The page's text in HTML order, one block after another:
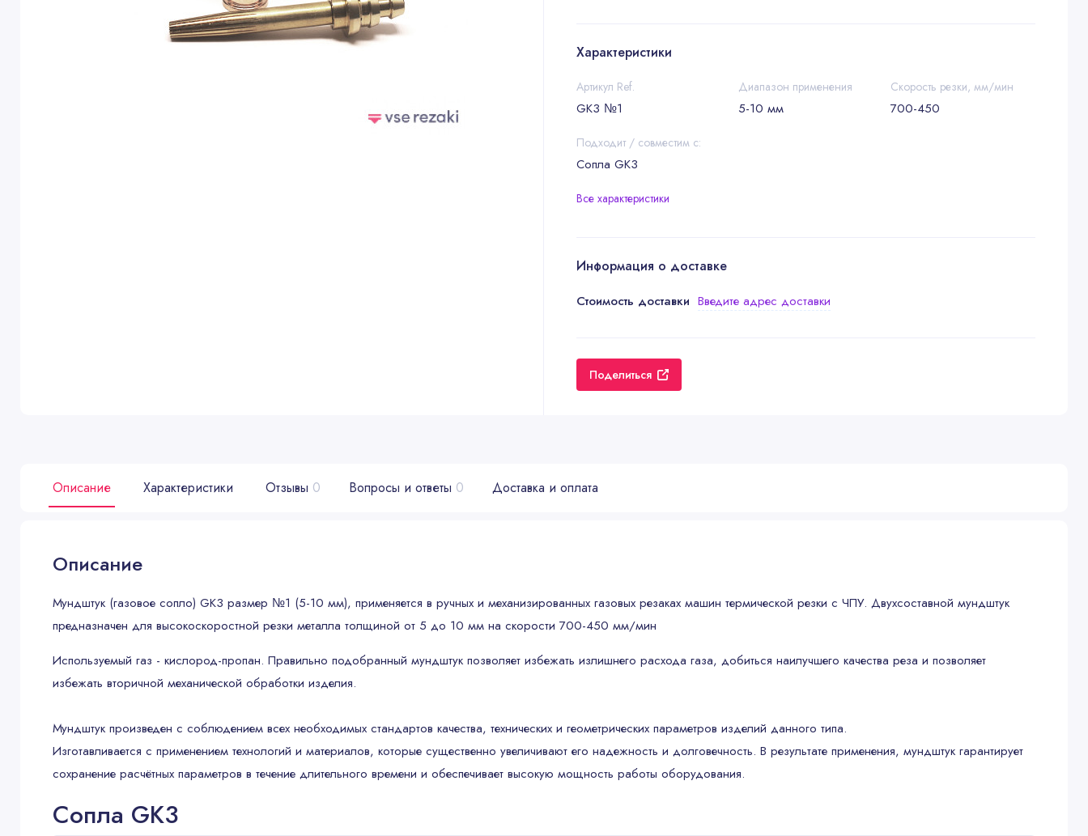
Характеристики
Артикул Ref.
GK3 №1
Диапазон применения
5-10 мм
Скорость резки, мм/мин
700-450
Подходит / совместим с:
Сопла GK3
Все характеристики
Информация о доставке
Стоимость доставки Введите адрес доставки
Поделиться
Описание Характеристики Отзывы 0 Вопросы и ответы 0 Доставка и оплата
Описание
Мундштук (газовое сопло) GK3 размер №1 (5-10 мм), применяется в ручных и механизированных газовых резаках машин термической резки с ЧПУ. Двухсоставной мундштук
предназначен для высокоскоростной резки металла толщиной от 5 до 10 мм на скорости 700-450 мм/мин
Используемый газ - кислород-пропан. Правильно подобранный мундштук позволяет избежать излишнего расхода газа, добиться наилучшего качества реза и позволяет
избежать вторичной механической обработки изделия.
Мундштук произведен с соблюдением всех необходимых стандартов качества, технических и геометрических параметров изделий данного типа.
Изготавливается с применением технологий и материалов, которые существенно увеличивают его надежность и долговечность. В результате применения, мундштук гарантирует
сохранение расчётных параметров в течение длительного времени и обеспечивает высокую мощность работы оборудования.
Сопла GK3